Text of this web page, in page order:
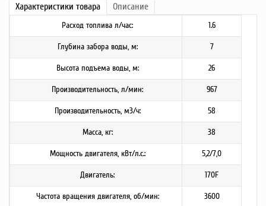
Характеристики товара Описание
Расход топлива л/час: 1.6
Глубина забора воды, м: 7
Высота подъема воды, м: 26
Производительность, л/мин: 967
Производительность, м3/ч: 58
Масса, кг: 38
Мощность двигателя, кВт/л.с.: 5,2/7,0
Двигатель: 170F
Частота вращения двигателя, об/мин: 3600